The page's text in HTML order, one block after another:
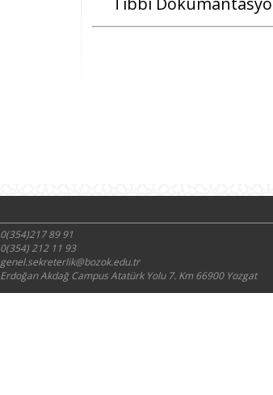
0(354)217 89 91
0(354) 212 11 93
genel.sekreterlik@bozok.edu.tr
Erdoğan Akdağ Campus Atatürk Yolu 7. Km 66900 Yozgat